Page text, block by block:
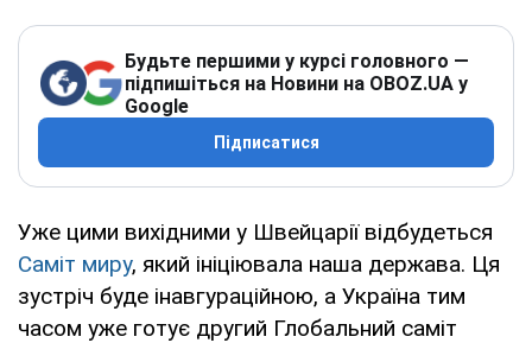
Будьте першими у курсі головного —
підпишіться на Новини на OBOZ.UA у
Google
Підписатися
Уже цими вихідними у Швейцарії відбудеться
Саміт миру, який ініціювала наша держава. Ця
зустріч буде інавгураційною, а Україна тим
часом уже готує другий Глобальний саміт